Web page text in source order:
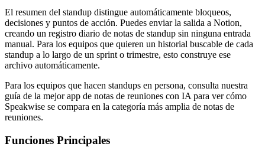
El resumen del standup distingue automáticamente bloqueos,
decisiones y puntos de acción. Puedes enviar la salida a Notion,
creando un registro diario de notas de standup sin ninguna entrada
manual. Para los equipos que quieren un historial buscable de cada
standup a lo largo de un sprint o trimestre, esto construye ese
archivo automáticamente.
Para los equipos que hacen standups en persona, consulta nuestra
guía de la mejor app de notas de reuniones con IA para ver cómo
Speakwise se compara en la categoría más amplia de notas de
reuniones.
Funciones Principales